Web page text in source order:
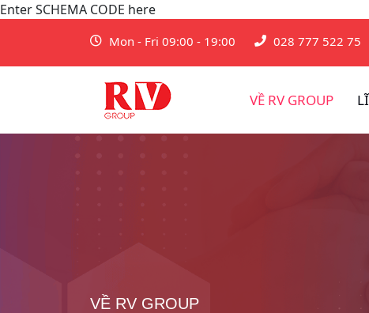
Enter SCHEMA CODE here
Mon - Fri 09:00 - 19:00 028 777 522 75
VỀ RV GROUP
VỀ RV GROUP